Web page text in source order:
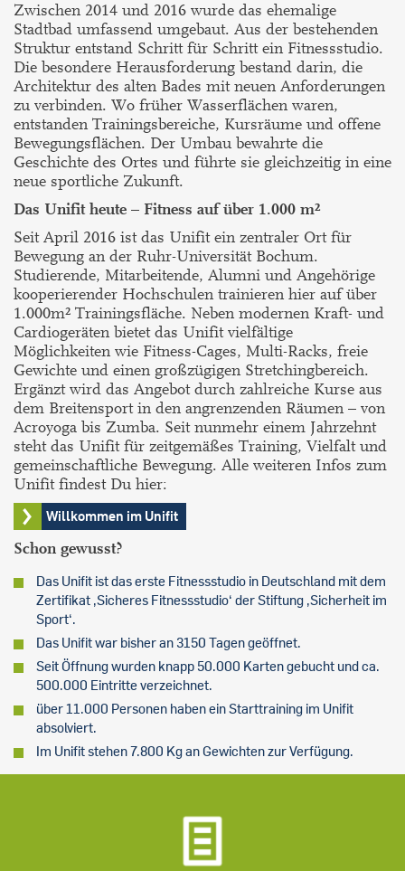
Zwischen 2014 und 2016 wurde das ehemalige
Stadtbad umfassend umgebaut. Aus der bestehenden
Struktur entstand Schritt für Schritt ein Fitnessstudio.
Die besondere Herausforderung bestand darin, die
Architektur des alten Bades mit neuen Anforderungen
zu verbinden. Wo früher Wasserflächen waren,
entstanden Trainingsbereiche, Kursräume und offene
Bewegungsflächen. Der Umbau bewahrte die
Geschichte des Ortes und führte sie gleichzeitig in eine
neue sportliche Zukunft.
Das Unifit heute – Fitness auf über 1.000 m²
Seit April 2016 ist das Unifit ein zentraler Ort für
Bewegung an der Ruhr-Universität Bochum.
Studierende, Mitarbeitende, Alumni und Angehörige
kooperierender Hochschulen trainieren hier auf über
1.000m² Trainingsfläche. Neben modernen Kraft- und
Cardiogeräten bietet das Unifit vielfältige
Möglichkeiten wie Fitness-Cages, Multi-Racks, freie
Gewichte und einen großzügigen Stretchingbereich.
Ergänzt wird das Angebot durch zahlreiche Kurse aus
dem Breitensport in den angrenzenden Räumen – von
Acroyoga bis Zumba. Seit nunmehr einem Jahrzehnt
steht das Unifit für zeitgemäßes Training, Vielfalt und
gemeinschaftliche Bewegung. Alle weiteren Infos zum
Unifit findest Du hier:
Willkommen im Unifit
Schon gewusst?
Das Unifit ist das erste Fitnessstudio in Deutschland mit dem
Zertifikat ‚Sicheres Fitnessstudio‘ der Stiftung ‚Sicherheit im
Sport‘.
Das Unifit war bisher an 3150 Tagen geöffnet.
Seit Öffnung wurden knapp 50.000 Karten gebucht und ca.
500.000 Eintritte verzeichnet.
über 11.000 Personen haben ein Starttraining im Unifit
absolviert.
Im Unifit stehen 7.800 Kg an Gewichten zur Verfügung.